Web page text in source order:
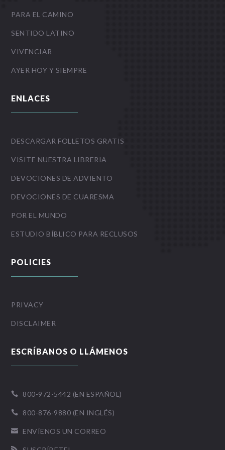
PARA EL CAMINO
SENTIDO LATINO
VIVENCIAR
AYER HOY Y SIEMPRE
ENLACES
DESCARGAR FOLLETOS GRATIS
VISITE NUESTRA LIBRERIA
DEVOCIONES DE ADVIENTO
DEVOCIONES DE CUARESMA
POR EL MUNDO
ESTUDIO BÍBLICO PARA RECLUSOS
POLICIES
PRIVACY
DISCLAIMER
ESCRÍBANOS O LLÁMENOS
 800-972-5442 (EN ESPAÑOL)
 800-876-9880 (EN INGLÉS)
 ENVÍENOS UN CORREO